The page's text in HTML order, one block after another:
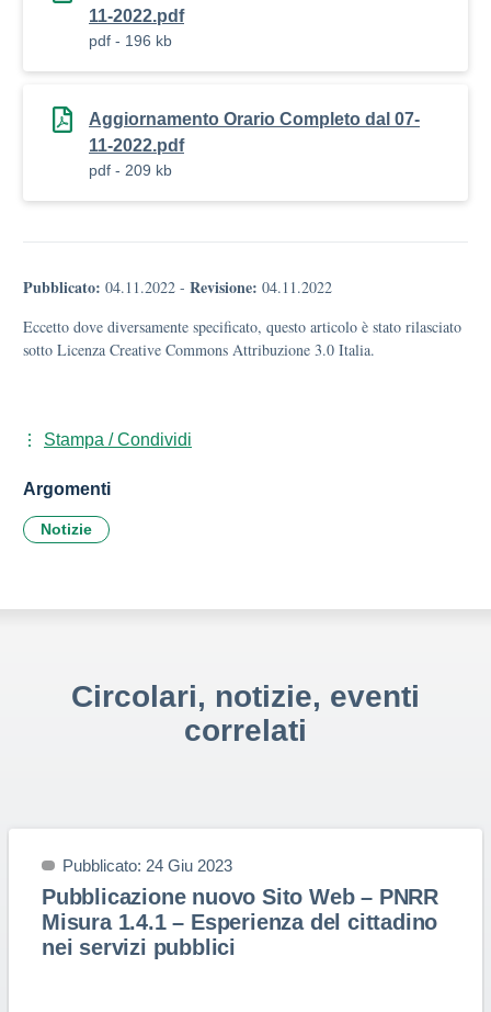
11-2022.pdf
pdf - 196 kb
Aggiornamento Orario Completo dal 07-
11-2022.pdf
pdf - 209 kb
Pubblicato: 04.11.2022 - Revisione: 04.11.2022
Eccetto dove diversamente specificato, questo articolo è stato rilasciato
sotto Licenza Creative Commons Attribuzione 3.0 Italia.
Stampa / Condividi
Argomenti
Notizie
Circolari, notizie, eventi
correlati
Pubblicato: 24 Giu 2023
Pubblicazione nuovo Sito Web – PNRR
Misura 1.4.1 – Esperienza del cittadino
nei servizi pubblici